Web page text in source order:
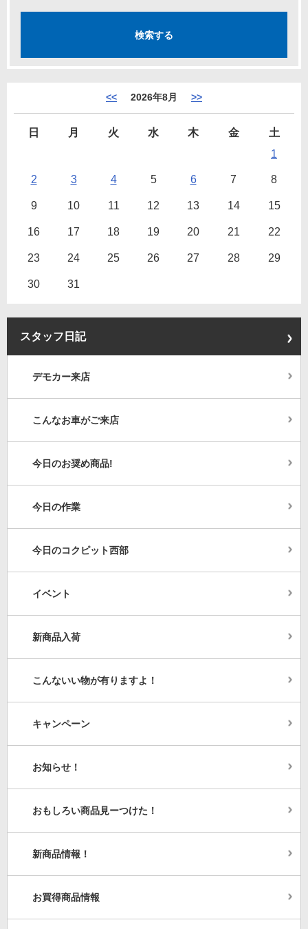
<< 2026年8月 >>
日 月 火 水 木 金
土
1
2 3 4 5 6 7 8
9 10 11 12 13 14 15
16 17 18 19 20 21 22
23 24 25 26 27 28 29
30 31
スタッフ日記
デモカー来店
こんなお車がご来店
今日のお奨め商品!
今日の作業
今日のコクピット西部
イベント
新商品入荷
こんないい物が有りますよ！
キャンペーン
お知らせ！
おもしろい商品見ーつけた！
新商品情報！
お買得商品情報